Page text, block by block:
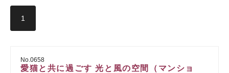
1
No.0658
愛猫と共に過ごす 光と風の空間（マンショ